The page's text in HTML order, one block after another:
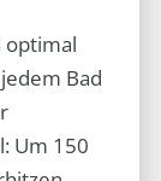
optimal
Bad
Um 150